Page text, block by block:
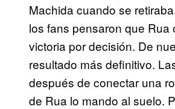
Machida cuando se
los fans pensaron que
victoria por decisión. De
resultado más definitivo.
después de conectar una
de Rua lo mando al suelo.